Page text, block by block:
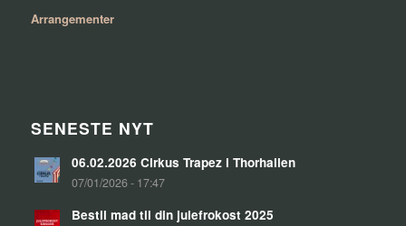
Arrangementer
SENESTE NYT
06.02.2026 Cirkus Trapez i Thorhallen
07/01/2026 - 17:47
Bestil mad til din julefrokost 2025